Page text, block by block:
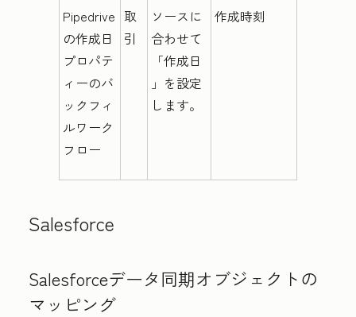
Pipedrive
の作成日
プロパテ
ィーのバ
ックフィ
ルワーク
フロー
取
引
ソースに
合わせて
「作成日
」を設定
します。
作成時刻
Salesforce
Salesforceデータ同期オブジェクトの
マッピング